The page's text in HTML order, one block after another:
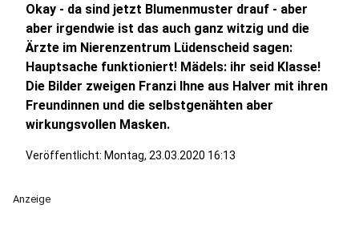
Okay - da sind jetzt Blumenmuster drauf - aber
aber irgendwie ist das auch ganz witzig und die
Ärzte im Nierenzentrum Lüdenscheid sagen:
Hauptsache funktioniert! Mädels: ihr seid Klasse!
Die Bilder zweigen Franzi Ihne aus Halver mit ihren
Freundinnen und die selbstgenähten aber
wirkungsvollen Masken.
Veröffentlicht: Montag, 23.03.2020 16:13
Anzeige